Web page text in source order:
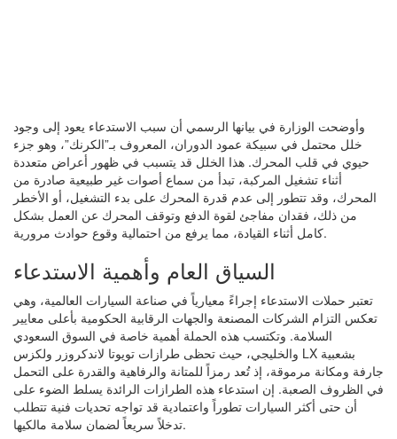
وأوضحت الوزارة في بيانها الرسمي أن سبب الاستدعاء يعود إلى وجود
خلل محتمل في سبيكة عمود الدوران، المعروف بـ”الكرنك”، وهو جزء
حيوي في قلب المحرك. هذا الخلل قد يتسبب في ظهور أعراض متعددة
أثناء تشغيل المركبة، تبدأ من سماع أصوات غير طبيعية صادرة من
المحرك، وقد تتطور إلى عدم قدرة المحرك على بدء التشغيل، أو الأخطر
من ذلك، فقدان مفاجئ لقوة الدفع وتوقف المحرك عن العمل بشكل
كامل أثناء القيادة، مما يرفع من احتمالية وقوع حوادث مرورية.
السياق العام وأهمية الاستدعاء
تعتبر حملات الاستدعاء إجراءً معيارياً في صناعة السيارات العالمية، وهي
تعكس التزام الشركات المصنعة والجهات الرقابية الحكومية بأعلى معايير
السلامة. وتكتسب هذه الحملة أهمية خاصة في السوق السعودي
والخليجي، حيث تحظى طرازات تويوتا لاندكروزر ولكزس LX بشعبية
جارفة ومكانة مرموقة، إذ تُعد رمزاً للمتانة والرفاهية والقدرة على التحمل
في الظروف الصعبة. إن استدعاء هذه الطرازات الرائدة يسلط الضوء على
أن حتى أكثر السيارات تطوراً واعتمادية قد تواجه تحديات فنية تتطلب
تدخلاً سريعاً لضمان سلامة مالكيها.